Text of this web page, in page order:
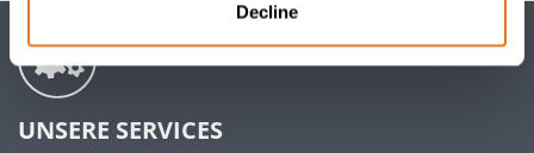
Decline
UNSERE SERVICES